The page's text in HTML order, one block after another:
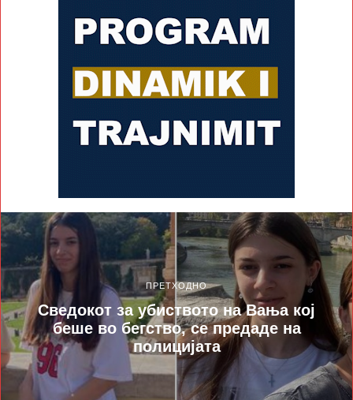
ПРЕТХОДНО
Сведокот за убиството на Вања кој
беше во бегство, се предаде на
полицијата